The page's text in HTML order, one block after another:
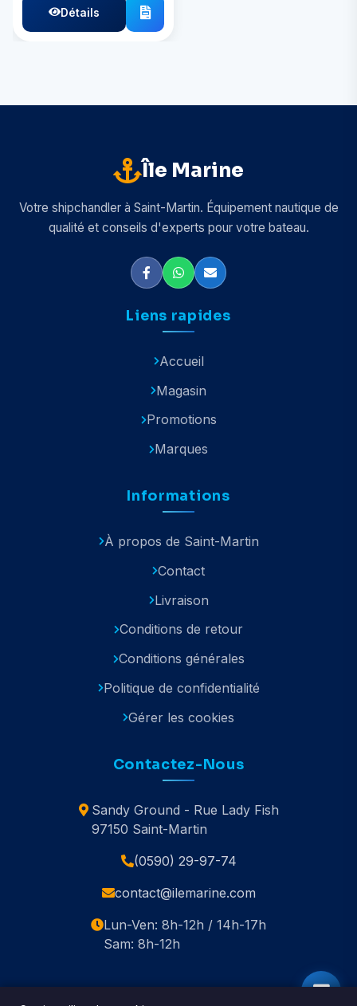
Détails
Île Marine
Votre shipchandler à Saint-Martin. Équipement nautique de
qualité et conseils d'experts pour votre bateau.
Liens rapides
Accueil
Magasin
Promotions
Marques
Informations
À propos de Saint-Martin
Contact
Livraison
Conditions de retour
Conditions générales
Politique de confidentialité
Gérer les cookies
Contactez-Nous
Sandy Ground - Rue Lady Fish
97150 Saint-Martin
(0590) 29-97-74
contact@ilemarine.com
Lun-Ven: 8h-12h / 14h-17h
Sam: 8h-12h